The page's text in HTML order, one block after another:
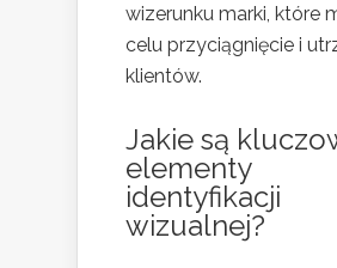
wizerunku marki, które
celu przyciągnięcie i
klientów.
Jakie są
elementy
identyfikacji
wizualnej?